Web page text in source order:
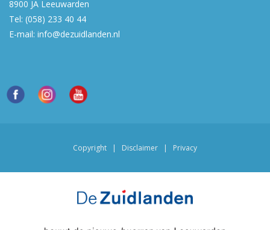
8900 JA Leeuwarden
Tel: (058) 233 40 44
E-mail: info@dezuidlanden.nl
Copyright | Disclaimer | Privacy